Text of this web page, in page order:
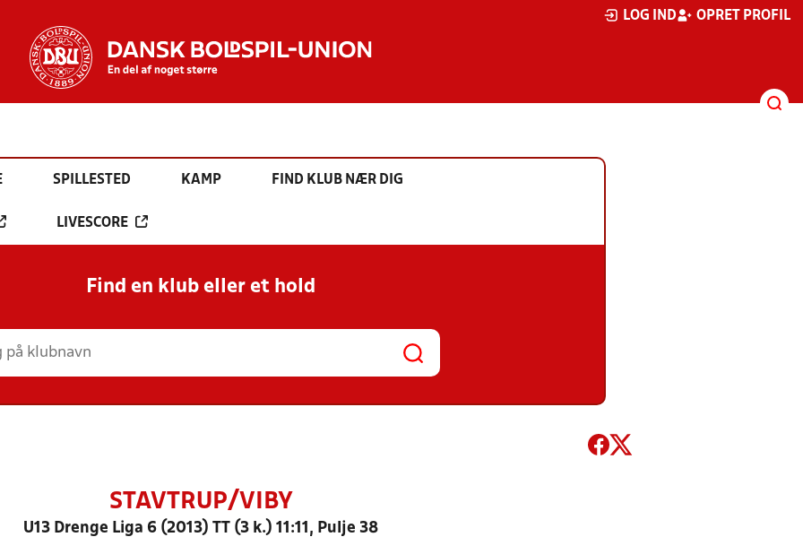
LOG IND OPRET PROFIL
SPILLESTED KAMP FIND KLUB NÆR DIG
LIVESCORE
Find en klub eller et hold
STAVTRUP/VIBY
U13 Drenge Liga 6 (2013) TT (3 k.) 11:11, Pulje 38